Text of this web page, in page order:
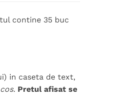
contine 35 buc
in caseta de text,
Pretul afisat se